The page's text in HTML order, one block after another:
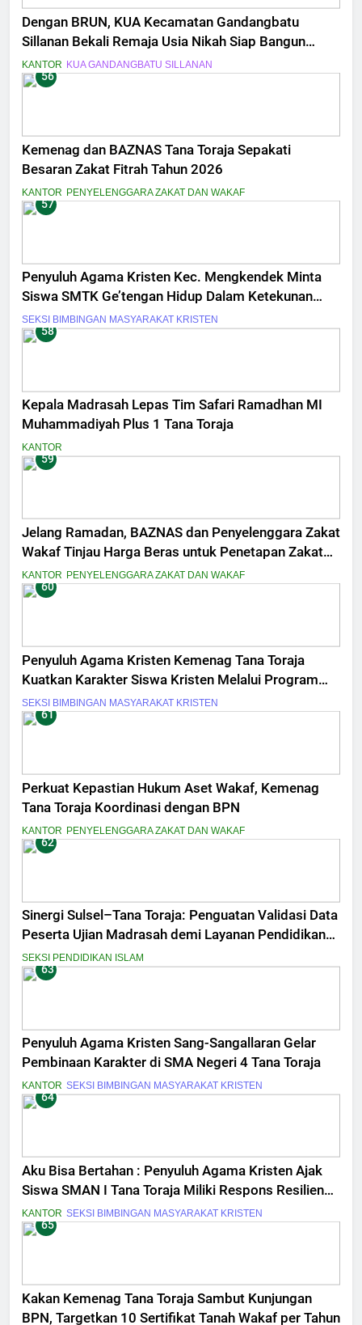
Dengan BRUN, KUA Kecamatan Gandangbatu
Sillanan Bekali Remaja Usia Nikah Siap Bangun
Keluarga Sakinah
KANTOR KUA GANDANGBATU SILLANAN
56
Kemenag dan BAZNAS Tana Toraja Sepakati
Besaran Zakat Fitrah Tahun 2026
KANTOR PENYELENGGARA ZAKAT DAN WAKAF
57
Penyuluh Agama Kristen Kec. Mengkendek Minta
Siswa SMTK Ge’tengan Hidup Dalam Ketekunan
Iman
SEKSI BIMBINGAN MASYARAKAT KRISTEN
58
Kepala Madrasah Lepas Tim Safari Ramadhan MI
Muhammadiyah Plus 1 Tana Toraja
KANTOR
59
Jelang Ramadan, BAZNAS dan Penyelenggara Zakat
Wakaf Tinjau Harga Beras untuk Penetapan Zakat
Fitrah
KANTOR PENYELENGGARA ZAKAT DAN WAKAF
60
Penyuluh Agama Kristen Kemenag Tana Toraja
Kuatkan Karakter Siswa Kristen Melalui Program
Pesantren Kilat
SEKSI BIMBINGAN MASYARAKAT KRISTEN
61
Perkuat Kepastian Hukum Aset Wakaf, Kemenag
Tana Toraja Koordinasi dengan BPN
KANTOR PENYELENGGARA ZAKAT DAN WAKAF
62
Sinergi Sulsel–Tana Toraja: Penguatan Validasi Data
Peserta Ujian Madrasah demi Layanan Pendidikan
Berkualitas
SEKSI PENDIDIKAN ISLAM
63
Penyuluh Agama Kristen Sang-Sangallaran Gelar
Pembinaan Karakter di SMA Negeri 4 Tana Toraja
KANTOR SEKSI BIMBINGAN MASYARAKAT KRISTEN
64
Aku Bisa Bertahan : Penyuluh Agama Kristen Ajak
Siswa SMAN I Tana Toraja Miliki Respons Resiliensi
Tantangan di Era Digital
KANTOR SEKSI BIMBINGAN MASYARAKAT KRISTEN
65
Kakan Kemenag Tana Toraja Sambut Kunjungan
BPN, Targetkan 10 Sertifikat Tanah Wakaf per Tahun